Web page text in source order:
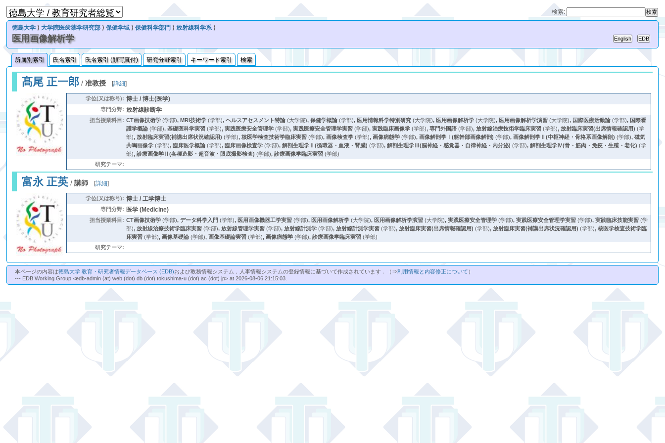
検索:
徳島大学 ⟩大学院医歯薬学研究部 ⟩保健学域 ⟩保健科学部門 ⟩放射線科学系⟩
医用画像解析学
所属別索引 氏名索引 氏名索引 (顔写真付) 研究分野索引 キーワード索引 検索
髙尾 正一郎 /准教授 [詳細]
学位(又は称号): 博士 / 博士(医学)
専門分野: 放射線診断学
担当授業科目: CT画像技術学 (学部),MRI技術学 (学部),ヘルスアセスメント特論 (大学院),保健学概論 (学部), 医用情報科学特別研究 (大学院), 医用画像解析学 (大学院), 医用画像解析学演習 (大学院), 国際医療活動論 (学部), 国際看
護学概論 (学部),基礎医科学実習 (学部),実践医療安全管理学 (学部),実践医療安全管理学実習 (学部),実践臨床画像学 (学部),専門外国語 (学部),放射線治療技術学臨床実習 (学部),放射臨床実習(出席情報確認用) (学
部),放射臨床実習(補講出席状況確認用) (学部),核医学検査技術学臨床実習 (学部),画像検査学 (学部),画像病態学 (学部),画像解剖学Ⅰ(躯幹部画像解剖) (学部),画像解剖学Ⅱ(中枢神経・骨格系画像解剖) (学部),磁気
共鳴画像学 (学部),臨床医学概論 (学部),臨床画像検査学 (学部),解剖生理学Ⅱ(循環器・血液・腎臓) (学部),解剖生理学Ⅲ(脳神経・感覚器・自律神経・内分泌) (学部),解剖生理学Ⅳ(骨・筋肉・免疫・生殖・老化) (学
部),診療画像学Ⅱ(各種造影・超音波・眼底撮影検査) (学部),診療画像学臨床実習 (学部)
研究テーマ:
富永 正英 /講師 [詳細]
学位(又は称号): 博士 / 工学博士
専門分野: 医学 (Medicine)
担当授業科目: CT画像技術学 (学部),データ科学入門 (学部), 医用画像機器工学実習 (学部), 医用画像解析学 (大学院), 医用画像解析学演習 (大学院),実践医療安全管理学 (学部),実践医療安全管理学実習 (学部),実践臨床技能実習 (学
部),放射線治療技術学臨床実習 (学部),放射線管理学実習 (学部),放射線計測学 (学部),放射線計測学実習 (学部),放射臨床実習(出席情報確認用) (学部),放射臨床実習(補講出席状況確認用) (学部),核医学検査技術学臨
床実習 (学部),画像基礎論 (学部),画像基礎論実習 (学部),画像病態学 (学部),診療画像学臨床実習 (学部)
研究テーマ:
本ページの内容は徳島大学 教育・研究者情報データベース (EDB)および教務情報システム，人事情報システムの登録情報に基づいて作成されています．（⇒利用情報と内容修正について ）
--- EDB Working Group <edb-admin (at) web (dot) db (dot) tokushima-u (dot) ac (dot) jp> at 2026-08-06 21:15:03.